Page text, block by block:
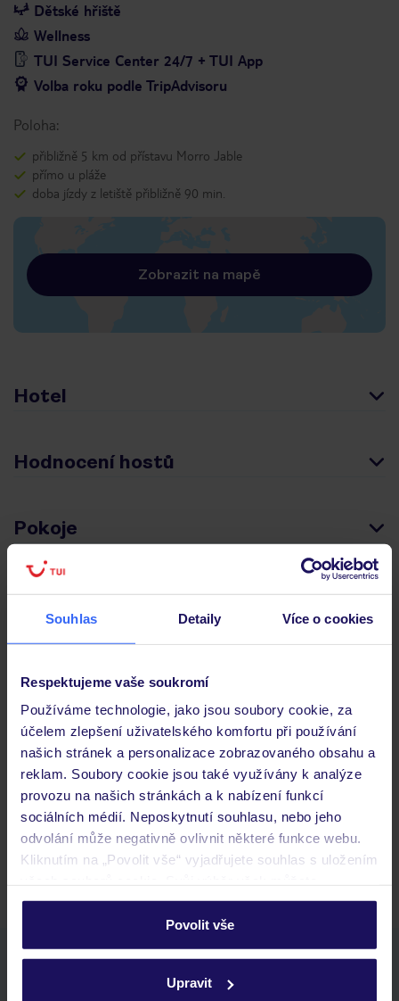
Souhlas Detaily Více o cookies
Respektujeme vaše soukromí
Používáme technologie, jako jsou soubory cookie, za
účelem zlepšení uživatelského komfortu při používání
našich stránek a personalizace zobrazovaného obsahu a
reklam. Soubory cookie jsou také využívány k analýze
provozu na našich stránkách a k nabízení funkcí
sociálních médií. Neposkytnutí souhlasu, nebo jeho
odvolání může negativně ovlivnit některé funkce webu.
Kliknutím na „Povolit vše“ vyjadřujete souhlas s uložením
personalizovat v sekci „Personalizace“.
Podrobné informace o souborech cookie naleznete v
ochrany osobních údajů.
Povolit vše
Upravit
Dětské hřiště
Wellness
TUI Service Center 24/7 + TUI App
Volba roku podle TripAdvisoru
Poloha:
přibližně 5 km od přístavu Morro Jable
přímo u pláže
doba jízdy z letiště přibližně 90 min.
Zobrazit na mapě
Hotel
Hodnocení hostů
Pokoje
Stravování
Často kladené otázky
Jaké doklady jsou potřebné při cestování?
Budeme ubytováni ihned po příjezdu do hotelu?
Kam jít po přistání a vyzvednutí zavazadel?
Zobrazit další
Stáhněte si bezplatnou aplikaci TUI
rychlé vyhledávání a prohlížení nabídek